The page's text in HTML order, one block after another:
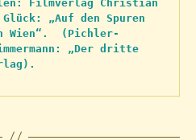
Filmverlag Christian
„Auf den Spuren
Wien“.  (Pichler-
„Der dritte